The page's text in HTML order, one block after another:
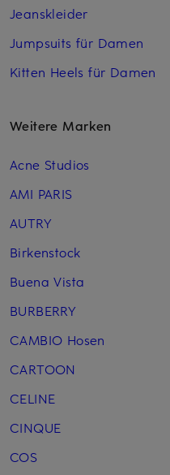
Jeanskleider
Jumpsuits für Damen
Kitten Heels für Damen
Weitere Marken
Acne Studios
AMI PARIS
AUTRY
Birkenstock
Buena Vista
BURBERRY
CAMBIO Hosen
CARTOON
CELINE
CINQUE
COS